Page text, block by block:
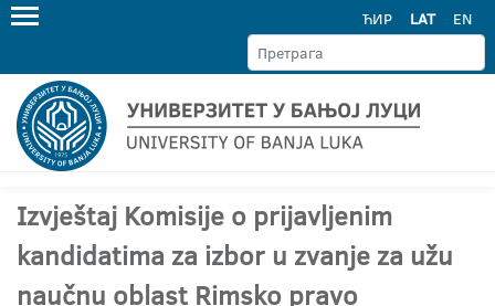
ЋИР LAT EN
Izvještaj Komisije o prijavljenim
kandidatima za izbor u zvanje za užu
naučnu oblast Rimsko pravo